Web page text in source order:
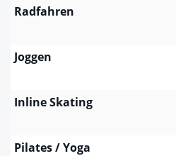
Radfahren
Joggen
Inline Skating
Pilates / Yoga